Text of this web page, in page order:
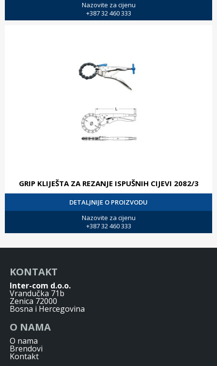
Nazovite za cijenu
+387 32 460 333
GRIP KLIJEŠTA ZA REZANJE ISPUŠNIH CIJEVI 2082/3
DETALJNIJE O PROIZVODU
Nazovite za cijenu
+387 32 460 333
KONTAKT
Inter-com d.o.o.
Vrandučka 71b
Zenica 72000
Bosna i Hercegovina
O NAMA
O nama
Brendovi
Kontakt